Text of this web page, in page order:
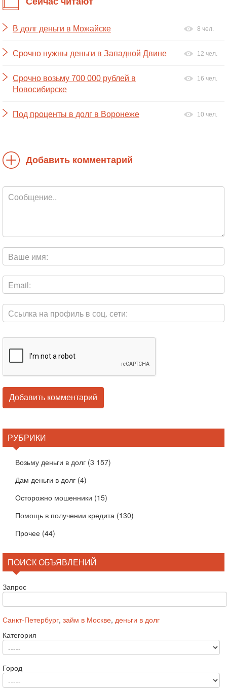
В долг деньги в Можайске 8 чел.
Срочно нужны деньги в Западной Двине 12 чел.
Срочно возьму 700 000 рублей в
Новосибирске
16 чел.
Под проценты в долг в Воронеже 10 чел.
Добавить комментарий
РУБРИКИ
Возьму деньги в долг (3 157)
Дам деньги в долг (4)
Осторожно мошенники (15)
Помощь в получении кредита (130)
Прочее (44)
ПОИСК ОБЪЯВЛЕНИЙ
Запрос
Санкт-Петербург, займ в Москве, деньги в долг
Категория
Город